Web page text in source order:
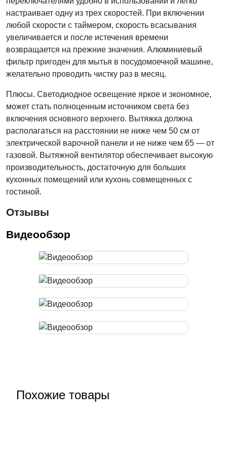
настраивает одну из трех скоростей. При включении
любой скорости с таймером, скорость всасывания
увеличивается и после истечения времени
возвращается на прежние значения. Алюминиевый
фильтр пригоден для мытья в посудомоечной машине,
желательно проводить чистку раз в месяц.
Плюсы. Светодиодное освещение яркое и экономное,
может стать полноценным источником света без
включения основного верхнего. Вытяжка должна
располагаться на расстоянии не ниже чем 50 см от
электрической варочной панели и не ниже чем 65 — от
газовой. Вытяжной вентилятор обеспечивает высокую
производительность, достаточную для больших
кухонных помещений или кухонь совмещенных с
гостиной.
Отзывы
Видеообзор
Похожие товары